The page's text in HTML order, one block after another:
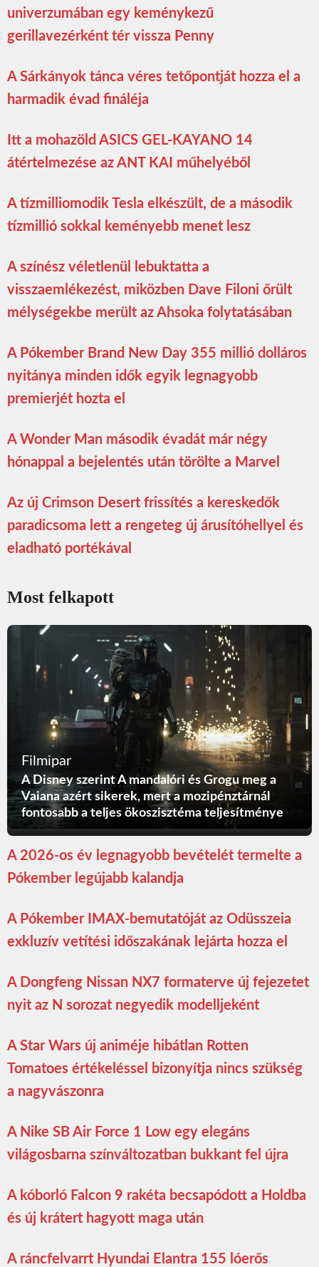
univerzumában egy keménykezű
gerillavezérként tér vissza Penny
A Sárkányok tánca véres tetőpontját hozza el a
harmadik évad fináléja
Itt a mohazöld ASICS GEL-KAYANO 14
átértelmezése az ANT KAI műhelyéből
A tízmilliomodik Tesla elkészült, de a második
tízmillió sokkal keményebb menet lesz
A színész véletlenül lebuktatta a
visszaemlékezést, miközben Dave Filoni őrült
mélységekbe merült az Ahsoka folytatásában
A Pókember Brand New Day 355 millió dolláros
nyitánya minden idők egyik legnagyobb
premierjét hozta el
A Wonder Man második évadát már négy
hónappal a bejelentés után törölte a Marvel
Az új Crimson Desert frissítés a kereskedők
paradicsoma lett a rengeteg új árusítóhellyel és
eladható portékával
Most felkapott
Filmipar
A Disney szerint A mandalóri és Grogu meg a
Vaiana azért sikerek, mert a mozipénztárnál
fontosabb a teljes ökoszisztéma teljesítménye
A 2026-os év legnagyobb bevételét termelte a
Pókember legújabb kalandja
A Pókember IMAX-bemutatóját az Odüsszeia
exkluzív vetítési időszakának lejárta hozza el
A Dongfeng Nissan NX7 formaterve új fejezetet
nyit az N sorozat negyedik modelljeként
A Star Wars új animéje hibátlan Rotten
Tomatoes értékeléssel bizonyítja nincs szükség
a nagyvászonra
A Nike SB Air Force 1 Low egy elegáns
világosbarna színváltozatban bukkant fel újra
A kóborló Falcon 9 rakéta becsapódott a Holdba
és új krátert hagyott maga után
A ráncfelvarrt Hyundai Elantra 155 lóerős